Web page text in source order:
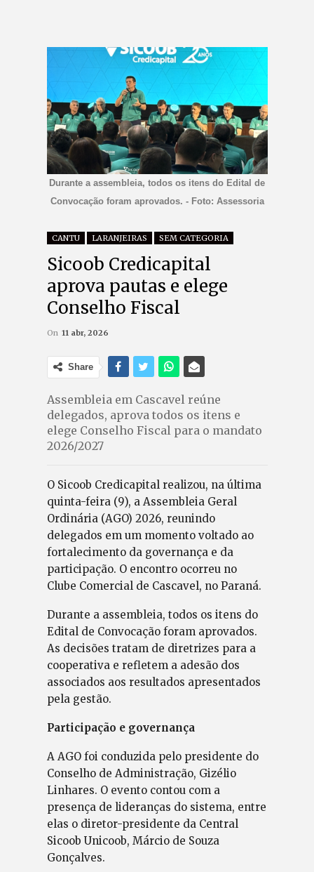
Durante a assembleia, todos os itens do Edital de
Convocação foram aprovados. - Foto: Assessoria
CANTU LARANJEIRAS SEM CATEGORIA
Sicoob Credicapital
aprova pautas e elege
Conselho Fiscal
On 11 abr, 2026
Share
Assembleia em Cascavel reúne
delegados, aprova todos os itens e
elege Conselho Fiscal para o mandato
2026/2027
O Sicoob Credicapital realizou, na última
quinta-feira (9), a Assembleia Geral
Ordinária (AGO) 2026, reunindo
delegados em um momento voltado ao
fortalecimento da governança e da
participação. O encontro ocorreu no
Clube Comercial de Cascavel, no Paraná.
Durante a assembleia, todos os itens do
Edital de Convocação foram aprovados.
As decisões tratam de diretrizes para a
cooperativa e refletem a adesão dos
associados aos resultados apresentados
pela gestão.
Participação e governança
A AGO foi conduzida pelo presidente do
Conselho de Administração, Gizélio
Linhares. O evento contou com a
presença de lideranças do sistema, entre
elas o diretor-presidente da Central
Sicoob Unicoob, Márcio de Souza
Gonçalves.